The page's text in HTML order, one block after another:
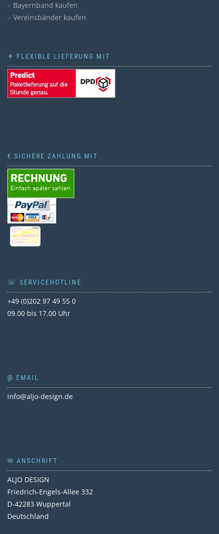
Bayernband kaufen
Vereinsbänder kaufen
✈ FLEXIBLE LIEFERUNG MIT
€ SICHERE ZAHLUNG MIT
☏ SERVICEHOTLINE
+49 (0)202 97 49 55 0
09.00 bis 17.00 Uhr
@ EMAIL
info@aljo-design.de
✉ ANSCHRIFT
ALJO DESIGN
Friedrich-Engels-Allee 332
D-42283 Wuppertal
Deutschland